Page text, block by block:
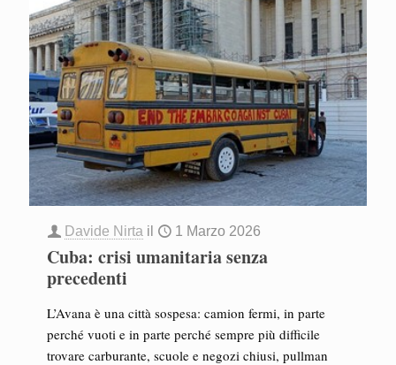
Davide Nirta il 1 Marzo 2026
Cuba: crisi umanitaria senza
precedenti
L’Avana è una città sospesa: camion fermi, in parte
perché vuoti e in parte perché sempre più difficile
trovare carburante, scuole e negozi chiusi, pullman